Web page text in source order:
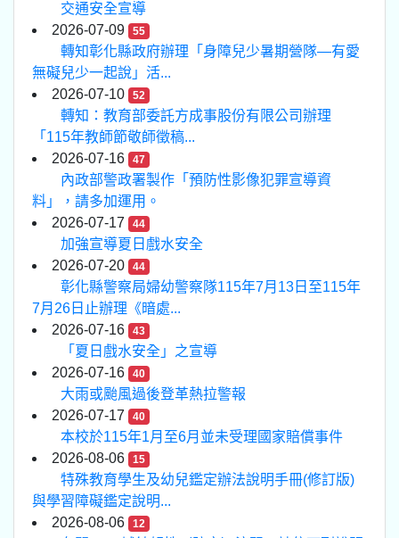
交通安全宣導
2026-07-09
55
轉知彰化縣政府辦理「身障兒少暑期營隊—有愛
無礙兒少一起說」活...
2026-07-10
52
轉知：教育部委託方成事股份有限公司辦理
「115年教師節敬師徵稿...
2026-07-16
47
內政部警政署製作「預防性影像犯罪宣導資
料」，請多加運用。
2026-07-17
44
加強宣導夏日戲水安全
2026-07-20
44
彰化縣警察局婦幼警察隊115年7月13日至115年
7月26日止辦理《暗處...
2026-07-16
43
「夏日戲水安全」之宣導
2026-07-16
40
大雨或颱風過後登革熱拉警報
2026-07-17
40
本校於115年1月至6月並未受理國家賠償事件
2026-08-06
15
特殊教育學生及幼兒鑑定辦法說明手冊(修訂版)
與學習障礙鑑定說明...
2026-08-06
12